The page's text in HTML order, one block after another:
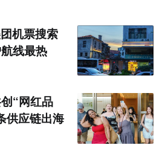
机票搜索
线最热
“网红品
供应链出海